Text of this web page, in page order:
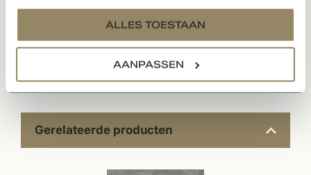
services.
ALLES TOESTAAN
AANPASSEN
Gerelateerde producten